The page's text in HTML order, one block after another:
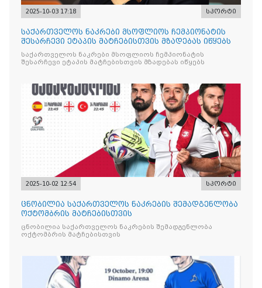
2025-10-03 17:18 სპორტი
საქართველოს ნაკრები მსოფლიოს ჩემპიონატის
შესარჩევი ეტაპის მატჩებისთვის მზადებას იწყებს
საქართველოს ნაკრები მსოფლიოს ჩემპიონატის
შესარჩევი ეტაპის მატჩებისთვის მზადებას იწყებს
2025-10-02 12:54 სპორტი
ცნობილია საქართველოს ნაკრების შემადგენლობა
ოქტომბრის მატჩებისთვის
ცნობილია საქართველოს ნაკრების შემადგენლობა
ოქტომბრის მატჩებისთვის